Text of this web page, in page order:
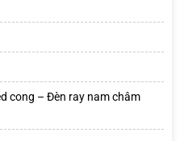
cong – Đèn ray nam châm